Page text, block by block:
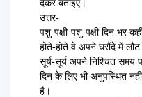
देकर बताइए।
उत्तर-
पशु-पक्षी-पशु-पक्षी दिन भर
होते-होते वे अपने घरौंदे में
सूर्य-सूर्य अपने निश्चित समय
दिन के लिए भी अनुपस्थित
है।